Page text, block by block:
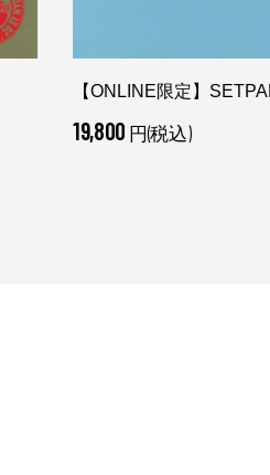
【ONLINE限定】
19,800 円(税込)